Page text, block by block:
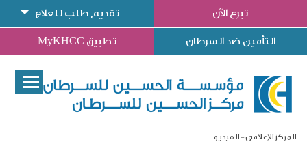
تبرع الآن تقديم طلب للعلاج
التأمين ضد السرطان تطبيق MyKHCC
المركز الإعلامي الفيديو